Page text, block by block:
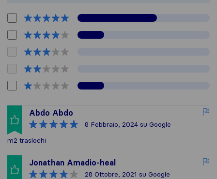
Abdo Abdo
8 Febbraio, 2024 su Google
m2 traslochi
Jonathan Amadio-heal
28 Ottobre, 2021 su Google